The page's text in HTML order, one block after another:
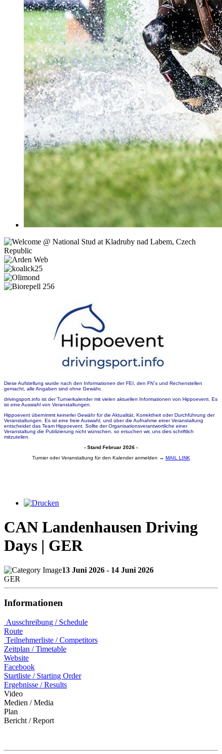
Diese Aufstellung wurde nach den Informationen der FEI, den FN´s und Rechenstellen
gemacht, alle Angaben sind ohne Gewähr.
drivingsport.info ist der Turnierkalender mit vielen aktuellen Informationen von Hippoevent. Es
ist eine Auswahl von Veranstaltungen.
Hippoevent übernimmt keinerlei Gewähr für die Aktualität, Korrektheit oder Durchführung der
Veranstaltungen. Es ist eine freie Auswahl, und über die Aufnahme einer Veranstaltung
entscheidet das Team Hippoevent. Sollte der Organisationsverantwortliche einer
Veranstaltung die Publizierung nicht wünschen, so ersuchen wir, uns dies schriftlich
mitzuteilen.
- Stand Februar 2026 -
Turnier oder Veranstaltung für den Kalender anmelden → MAIL LINK
CAN Landenhausen Driving
Days | GER
13 Juni 2026 - 14 Juni 2026
GER
Informationen
Ausschreibung / Schedule
Route
Teilnehmerliste / Competitors
Zeitplan / Timetable
Website
Facebook
Startliste / Starting Order
Ergebnisse / Results
Video
Medien / Media
Plan
Bericht / Report